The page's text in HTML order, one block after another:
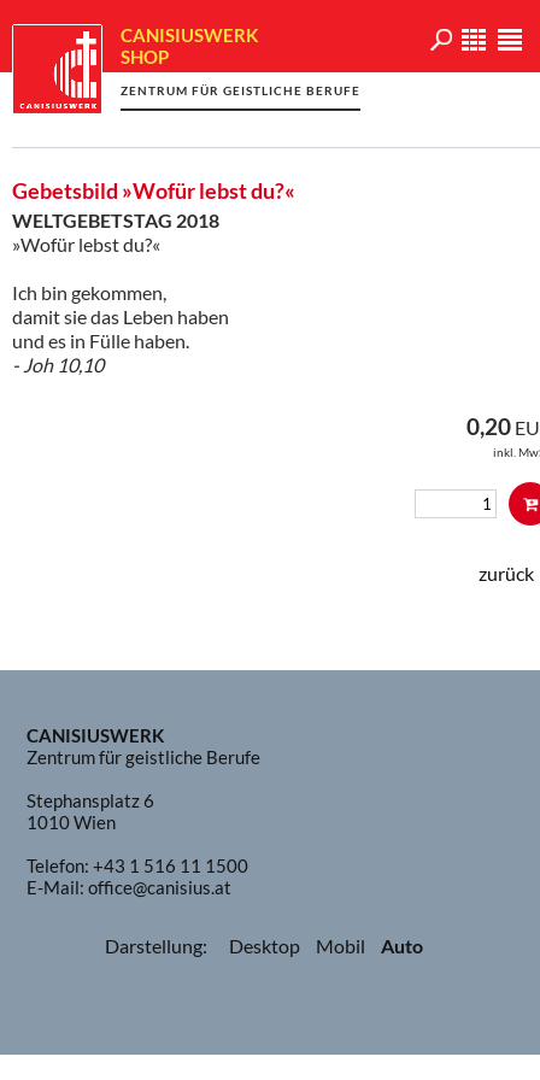
CANISIUSWERK
SHOP
ZENTRUM FÜR GEISTLICHE BERUFE
Gebetsbild »Wofür lebst du?«
WELTGEBETSTAG 2018
»Wofür lebst du?«
Ich bin gekommen,
damit sie das Leben haben
und es in Fülle haben.
- Joh 10,10
0,20
inkl.
zurück
CANISIUSWERK
Zentrum für geistliche Berufe
Stephansplatz 6
1010 Wien
Telefon:+43 1 516 11 1500
E-Mail:office@canisius.at
Darstellung: Desktop Mobil Auto